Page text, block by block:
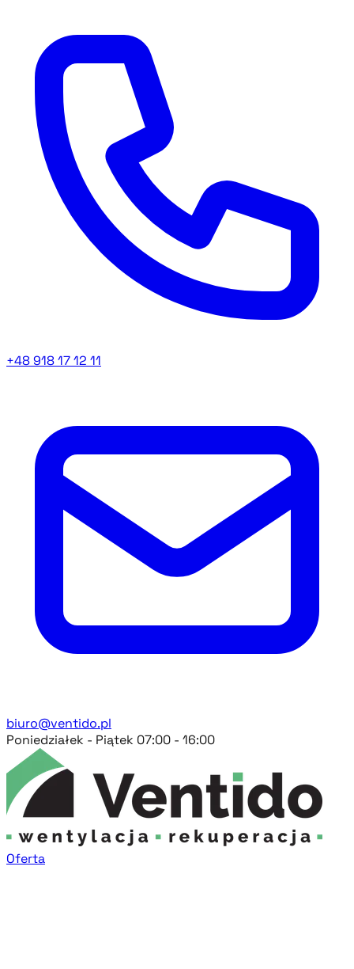
+48 918 17 12 11
biuro@ventido.pl
Poniedziałek - Piątek 07:00 - 16:00
Oferta